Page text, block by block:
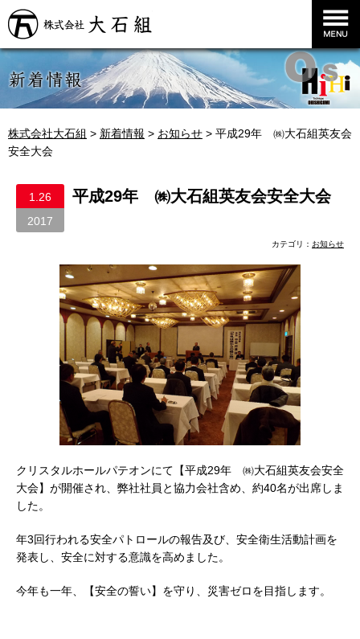
株式会社大石組 > 新着情報 > お知らせ > 平成29年 ㈱大石組英友会
安全大会
1.26
2017
平成29年 ㈱大石組英友会安全大会
カテゴリ： お知らせ
クリスタルホールパテオンにて【平成29年 ㈱大石組英友会安全
大会】が開催され、弊社社員と協力会社含め、約40名が出席しま
した。
年3回行われる安全パトロールの報告及び、安全衛生活動計画を
発表し、安全に対する意識を高めました。
今年も一年、【安全の誓い】を守り、災害ゼロを目指します。